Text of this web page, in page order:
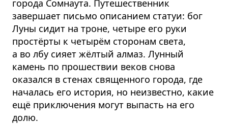
города Сомнаута. Путешественник
завершает письмо описанием статуи: бог
Луны сидит на троне, четыре его руки
простёрты к четырём сторонам света,
а во лбу сияет жёлтый алмаз. Лунный
камень по прошествии веков снова
оказался в стенах священного города, где
началась его история, но неизвестно, какие
ещё приключения могут выпасть на его
долю.